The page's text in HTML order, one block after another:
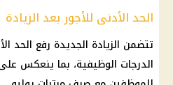
الحد الأدنى للأجور بعد الزيادة
تتضمن الزيادة الجديدة رفع الحد
الدرجات الوظيفية، بما ينعكس